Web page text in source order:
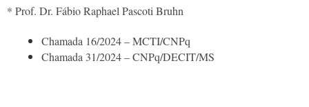
* Prof. Dr. Fábio Raphael Pascoti Bruhn
Chamada 16/2024 – MCTI/CNPq
Chamada 31/2024 – CNPq/DECIT/MS